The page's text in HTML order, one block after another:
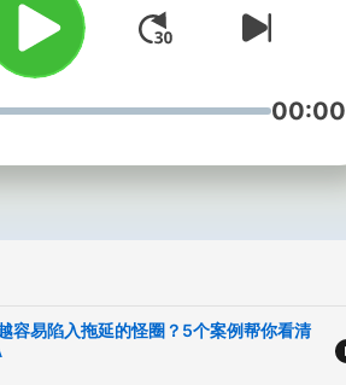
朋友们一起来聊聊成长、职场
学业，会有点用，也会有一些
乐。 三本成长书籍： 1.
》 适合：有金钱焦虑、
职场思维模式：《我有自己的
人、准职场的
00:00
容易陷入拖延的怪圈？5个案例帮你看清